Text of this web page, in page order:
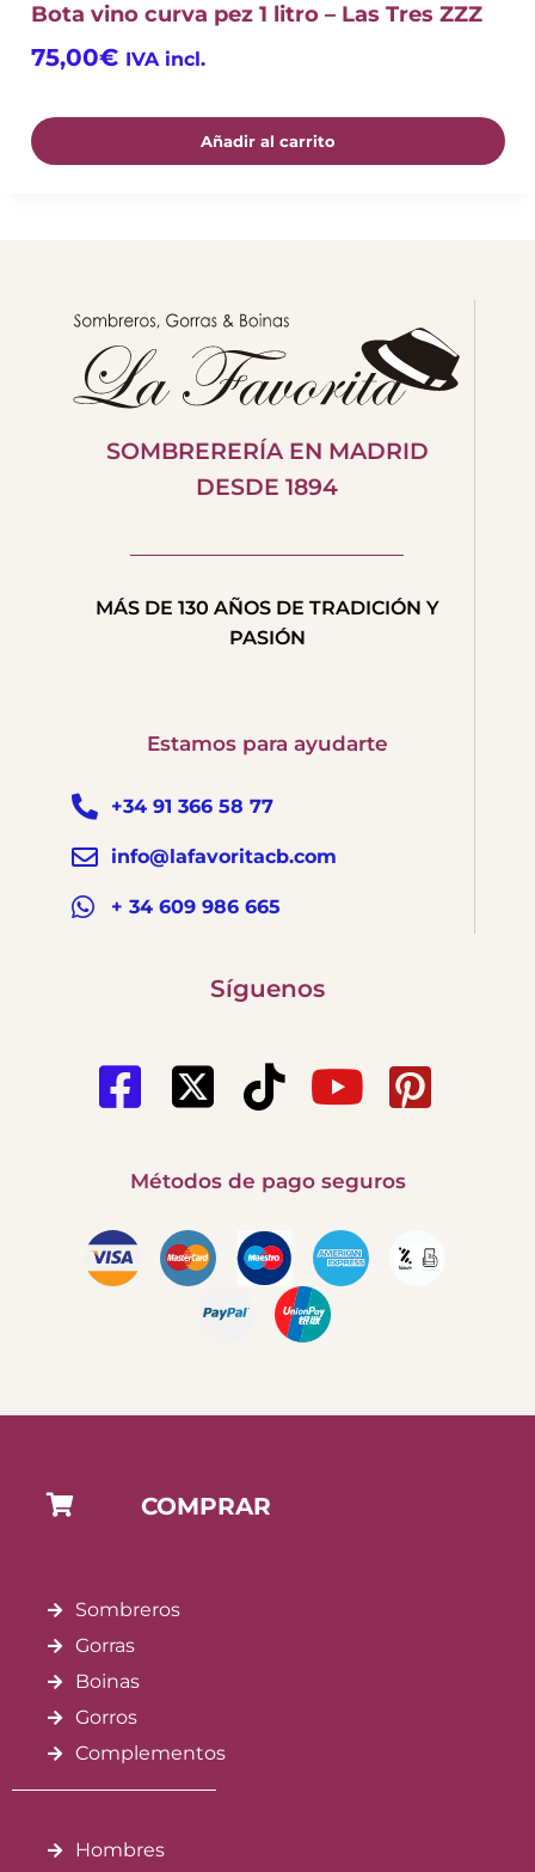
Bota vino curva pez 1 litro – Las Tres ZZZ
75,00€ IVA incl.
Añadir al carrito
SOMBRERERÍA EN MADRID
DESDE 1894
MÁS DE 130 AÑOS DE TRADICIÓN Y
PASIÓN
Estamos para ayudarte
+34 91 366 58 77
info@lafavoritacb.com
+ 34 609 986 665
Síguenos
Métodos de pago seguros
COMPRAR
Sombreros
Gorras
Boinas
Gorros
Complementos
Hombres